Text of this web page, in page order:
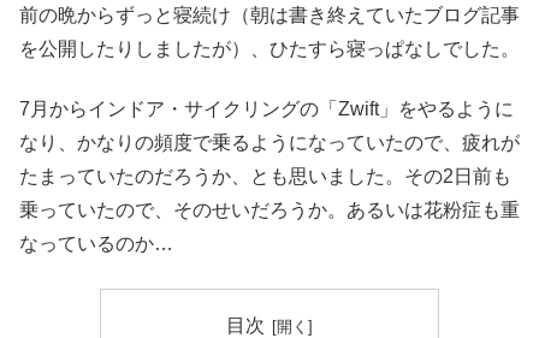
前の晩からずっと寝続け（朝は書き終えていたブログ記事
を公開したりしましたが）、ひたすら寝っぱなしでした。
7月からインドア・サイクリングの「Zwift」をやるように
なり、かなりの頻度で乗るようになっていたので、疲れが
たまっていたのだろうか、とも思いました。その2日前も
乗っていたので、そのせいだろうか。あるいは花粉症も重
なっているのか…
目次